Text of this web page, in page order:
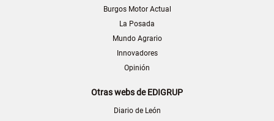
Burgos Motor Actual
La Posada
Mundo Agrario
Innovadores
Opinión
Otras webs de EDIGRUP
Diario de León